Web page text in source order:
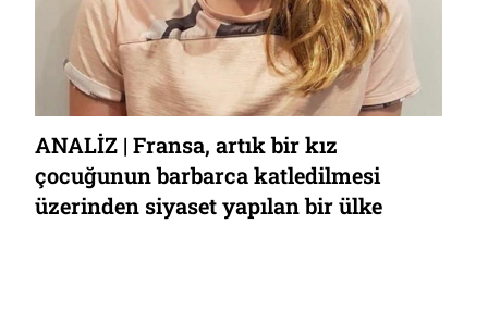
ANALİZ | Fransa, artık bir kız
çocuğunun barbarca katledilmesi
üzerinden siyaset yapılan bir ülke